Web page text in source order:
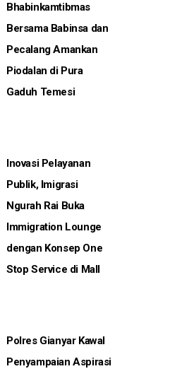
Bhabinkamtibmas
Bersama Babinsa dan
Pecalang Amankan
Piodalan di Pura
Gaduh Temesi
Inovasi Pelayanan
Publik, Imigrasi
Ngurah Rai Buka
Immigration Lounge
dengan Konsep One
Stop Service di Mall
Polres Gianyar Kawal
Penyampaian Aspirasi